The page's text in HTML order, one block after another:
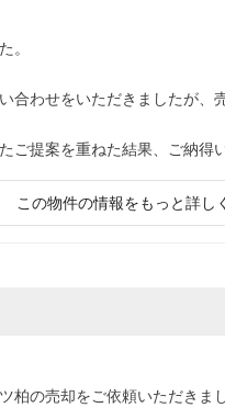
。
合わせをいただきましたが、
ご提案を重ねた結果、ご納得
この物件の情報をもっと詳し
柏の売却をご依頼いただきま